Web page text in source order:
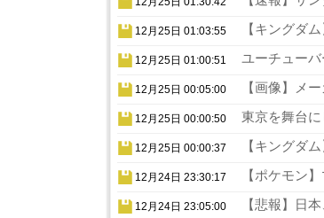
12月25日 01:03:55 【キングダ
12月25日 01:00:51 ユーチュー
12月25日 00:05:00 【画像】メ
12月25日 00:00:50 東京を舞台
12月25日 00:00:37 【キングダ
12月24日 23:30:17 【ポケモン
12月24日 23:05:00 【悲報】日